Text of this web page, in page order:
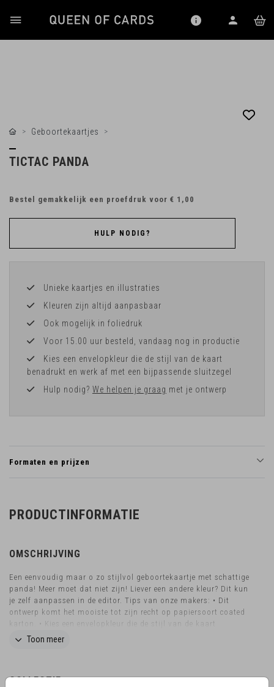
Geboortekaartjes
TICTAC PANDA
Bestel gemakkelijk een proefdruk voor € 1,00
HULP NODIG?
Unieke kaartjes en illustraties
Kleuren zijn altijd aanpasbaar
Ook mogelijk in foliedruk
Voor 15.00 uur besteld, vandaag nog in productie
Kies een envelopkleur die de stijl van de kaart
benadrukt en werk af met een bijpassende sluitzegel
Hulp nodig? We helpen je graag met je ontwerp
Formaten en prijzen
PRODUCTINFORMATIE
OMSCHRIJVING
Een eenvoudig maar o zo stijlvol geboortekaartje met schattige
panda! Meer moet dat niet zijn! Liever een andere kleur? Dit kun
je zelf aanpassen in de editor. Tips van onze makers: • Dit
ontwerp komt het mooiste tot zijn recht op papiersoort coated
karton. • Kies een envelopkleur die de stijl van de kaart
benadrukt. • Sluit de envelop met een bijpassende sluitzegel.
Toon meer
COLLECTIE